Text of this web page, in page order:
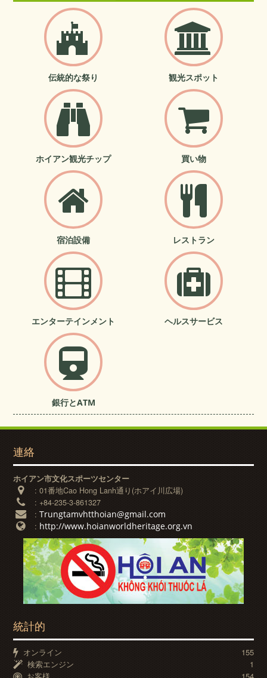
伝統的な祭り 観光スポット
ホイアン観光チップ 買い物
宿泊設備 レストラン
エンターテインメント ヘルスサービス
銀行とATM
連絡
ホイアン市文化スポーツセンター
:01番地Cao Hong Lanh通り(ホアイ川広場)
:+84-235-3-861327
:Trungtamvhtthoian@gmail.com
: http://www.hoianworldheritage.org.vn
統計的
オンライン
155
検索エンジン
1